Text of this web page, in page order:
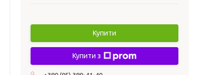
Купити
Купити з